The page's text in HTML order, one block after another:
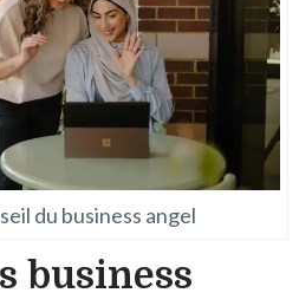
du business angel
business